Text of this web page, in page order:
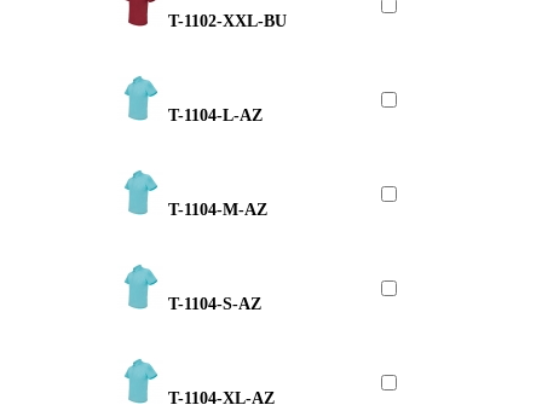
T-1102-XXL-BU
T-1104-L-AZ
T-1104-M-AZ
T-1104-S-AZ
T-1104-XL-AZ